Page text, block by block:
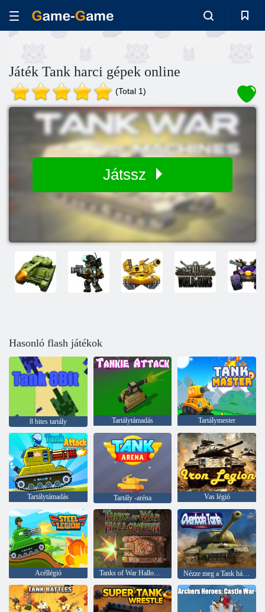
Játék Tank harci gépek online
(Total 1)
Játssz
Hasonló flash játékok
8 bites tartály Tartálytámadás Tartálymester
Tartálytámadás Tartály -aréna Vas légió
Acéllégió Tanks of War Halloween Nézze meg a Tank háborút